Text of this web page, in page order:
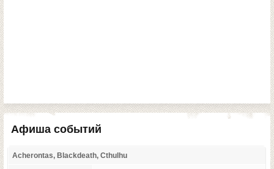
Афиша событий
Acherontas, Blackdeath, Cthulhu